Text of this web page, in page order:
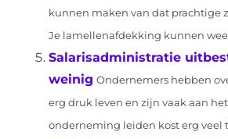
kunnen maken van dat prachtige
Je lamellenafdekking kunnen
Salarisadministratie
weinig Ondernemers hebben
erg druk leven en zijn vaak aan
onderneming leiden kost erg veel